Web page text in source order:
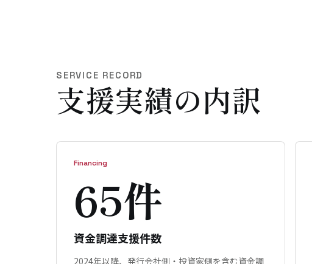
SERVICE RECORD
支援実績の内訳
Financing
65件
資金調達支援件数
2024年以降、発行会社側・投資家側を含む資金調